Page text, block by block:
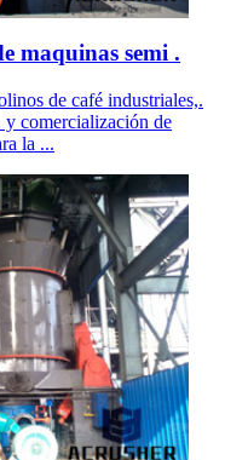
maquinas semi .
de café industriales,.
comercialización de
la ...